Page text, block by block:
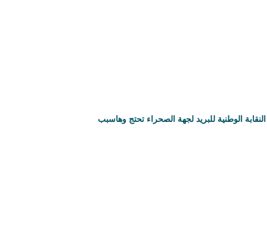
النقابة الوطنية للبريد لجهة الصحراء تحتج وهاسبب